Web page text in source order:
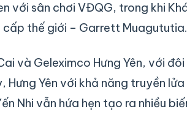
với sân chơi VĐQG, trong khi
cấp thế giới – Garrett Muagututia.
và Geleximco Hưng Yên, với
Hưng Yên với khả năng truyền
Nhi vẫn hứa hẹn tạo ra nhiều